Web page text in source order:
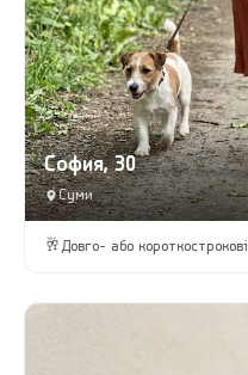
София, 30
Суми
🥂 Довго- або короткострокові